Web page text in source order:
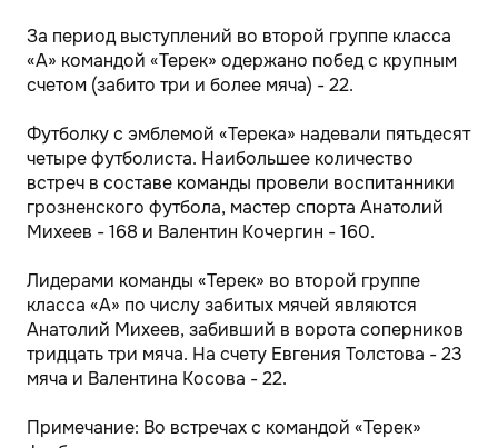
За период выступлений во второй группе класса
«А» командой «Терек» одержано побед с крупным
счетом (забито три и более мяча) - 22.
Футболку с эмблемой «Терека» надевали пятьдесят
четыре футболиста. Наибольшее количество
встреч в составе команды провели воспитанники
грозненского футбола, мастер спорта Анатолий
Михеев - 168 и Валентин Кочергин - 160.
Лидерами команды «Терек» во второй группе
класса «А» по числу забитых мячей являются
Анатолий Михеев, забивший в ворота соперников
тридцать три мяча. На счету Евгения Толстова - 23
мяча и Валентина Косова - 22.
Примечание: Во встречах с командой «Терек»